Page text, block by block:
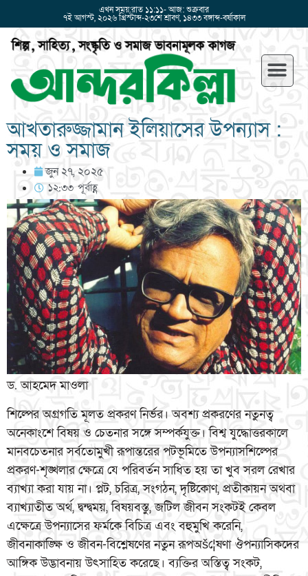
এখন সময়:রাত ১১:১১- আজ: শুক্রবার
৭ই আগস্ট, ২০২৬ খ্রিস্টাব্দ-২৩শে শ্রাবণ, ১৪৩৩ বঙ্গাব্দ-বর্ষাকাল
আখতারুজ্জামান ইলিয়াসের উপন্যাস :
সময় ও সমাজ
জুন ২৭, ২০২৫
১২:৩৩ পূর্বাহ্ণ
ড. আহমেদ মাওলা
শিল্পের অগ্রগতি মূলত প্রকরণ নির্ভর। অবশ্য প্রকরণের নতুনত্ব
অনেকাংশে বিষয় ও চেতনার সঙ্গে সম্পর্কযুক্ত। বিশ্ব যুদ্ধোত্তরকালে
মানবচেতনার সর্বতোমুখী রূপান্তরের পটভূমিতে উপন্যাসশিল্পের
প্রকরণ-শৃঙ্খলার ক্ষেত্রে যে পরিবর্তন সাধিত হয় তা খুব সরল রেখার
ব্যাখ্যা করা যায় না। প্লট, চরিত্র, সংগঠন, দৃষ্টিকোণ, প্রতীকায়ন অথবা
ব্যাখ্যাতীত অর্থ, দ্বন্দ্বময়, বিষয়বস্তু, জটিল জীবন সংকটই কেবল
এক্ষেত্রে উপন্যাসের ফর্মকে বিচিত্র এবং বহুমুখি করেনি,
জীবনাকাঙ্ক্ষি ও জীবন-বিশ্লেষণের নতুন রূপঅšে¦ষণা ঔপন্যাসিকদের
আঙ্গিক উদ্ভাবনায় উৎসাহিত করেছে। ব্যক্তির অস্তিত্ব সংকট,